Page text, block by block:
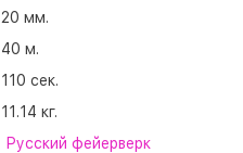
20 мм.
40 м.
110 сек.
11.14 кг.
Русский фейерверк